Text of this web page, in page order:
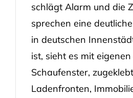
schlägt Alarm und die
sprechen eine
in deutschen
ist, sieht es mit
Schaufenster,
Ladenfronten,